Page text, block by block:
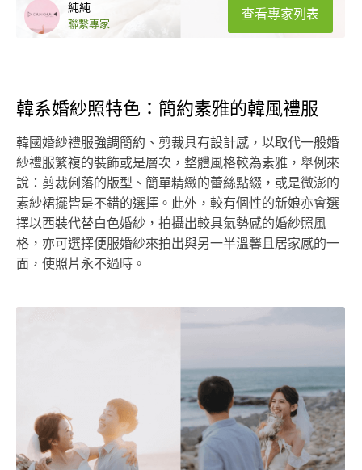
純純
聯繫專家
查看專家列表
韓系婚紗照特色：簡約素雅的韓風禮服
韓國婚紗禮服強調簡約、剪裁具有設計感，以取代一般婚
紗禮服繁複的裝飾或是層次，整體風格較為素雅，舉例來
說：剪裁俐落的版型、簡單精緻的蕾絲點綴，或是微澎的
素紗裙擺皆是不錯的選擇。此外，較有個性的新娘亦會選
擇以西裝代替白色婚紗，拍攝出較具氣勢感的婚紗照風
格，亦可選擇便服婚紗來拍出與另一半溫馨且居家感的一
面，使照片永不過時。